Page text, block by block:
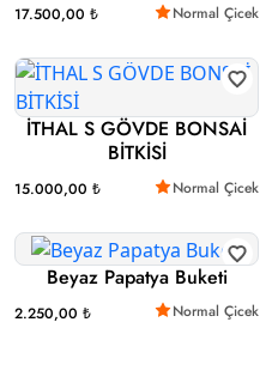
17.500,00 ₺ Normal Çicek
İTHAL S GÖVDE BONSAİ
BİTKİSİ
15.000,00 ₺ Normal Çicek
Beyaz Papatya Buketi
2.250,00 ₺ Normal Çicek